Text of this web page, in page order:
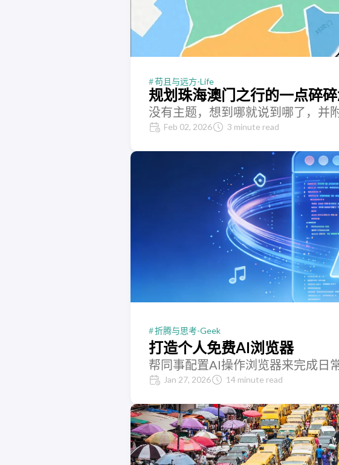
苟且与远方-Life
规划珠海澳门之行的一点碎
没有主题，想到哪就说到哪了，并
Feb 02, 2026 3 minute read
折腾与思考-Geek
打造个人免费AI浏览器
帮同事配置AI操作浏览器来完成日
Jan 27, 2026 14 minute read